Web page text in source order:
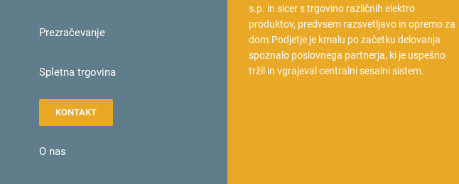
Prezračevanje
Spletna trgovina
KONTAKT
O nas
s.p. in sicer s trgovino različnih elektro
produktov, predvsem razsvetljavo in opremo za
dom.Podjetje je kmalu po začetku delovanja
spoznalo poslovnega partnerja, ki je uspešno
tržil in vgrajeval centralni sesalni sistem.